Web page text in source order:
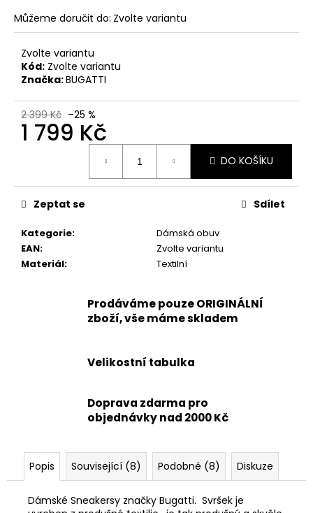
Můžeme doručit do: Zvolte variantu
Zvolte variantu
Kód: Zvolte variantu
Značka:BUGATTI
2 399 Kč –25 %
1 799 Kč
DO KOŠÍKU
Kategorie:
Dámská obuv
EAN:
Zvolte variantu
Materiál: Textilní
Zeptat se Sdílet
Prodáváme pouze ORIGINÁLNÍ
zboží, vše máme skladem
Velikostní tabulka
Doprava zdarma pro
objednávky nad 2000 Kč
Popis Související (8) Podobné (8) Diskuze
Dámské Sneakersy značky Bugatti. Svršek je
m
e
KORKOVÝ
NAZOUVÁK
215201
KORKÁČ
699